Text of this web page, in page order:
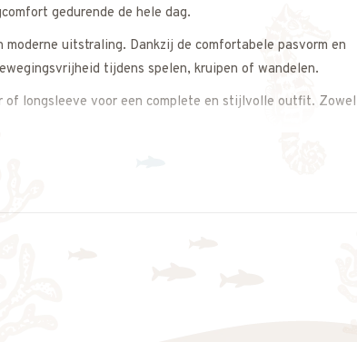
gedurende de hele dag.
uitstraling. Dankzij de comfortabele pasvorm en
tijdens spelen, kruipen of wandelen.
of longsleeve voor een complete en stijlvolle outfit. Zowel
uitstraling.